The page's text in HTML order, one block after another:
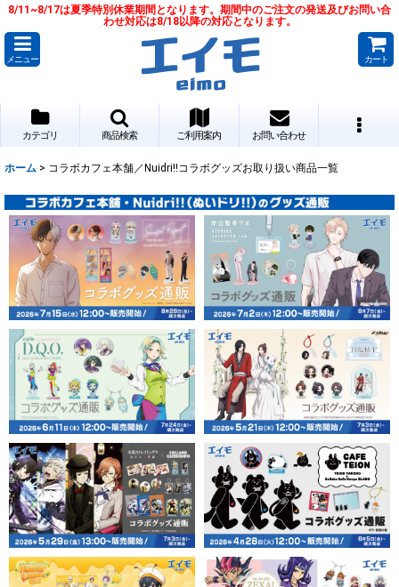
8/11~8/17は夏季特別休業期間となります。期間中のご注文の発送及びお問い合
わせ対応は8/18以降の対応となります。
メニュー カート
カテゴリ 商品検索 ご利用案内 お問い合わせ
ホーム > コラボカフェ本舗／Nuidri!!コラボグッズお取り扱い商品一覧